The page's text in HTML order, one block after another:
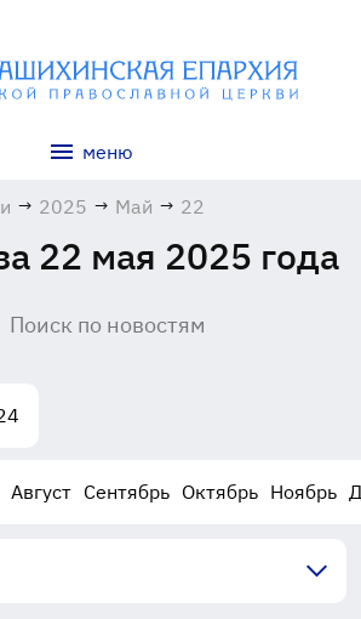
меню
→ 2025 → Май → 22
22 мая 2025 года
Август Сентябрь Октябрь Ноябрь